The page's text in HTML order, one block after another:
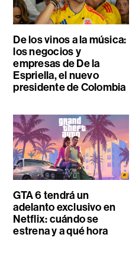
De los vinos a la música:
los negocios y
empresas de De la
Espriella, el nuevo
presidente de Colombia
GTA 6 tendrá un
adelanto exclusivo en
Netflix: cuándo se
estrena y a qué hora